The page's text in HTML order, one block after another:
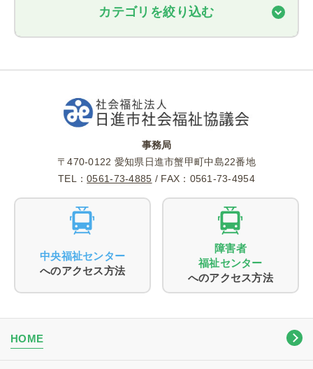
カテゴリを絞り込む
事務局
〒470-0122 愛知県日進市蟹甲町中島22番地
TEL：0561-73-4885 / FAX：0561-73-4954
中央福祉センター
へのアクセス方法
障害者
福祉センター
へのアクセス方法
HOME